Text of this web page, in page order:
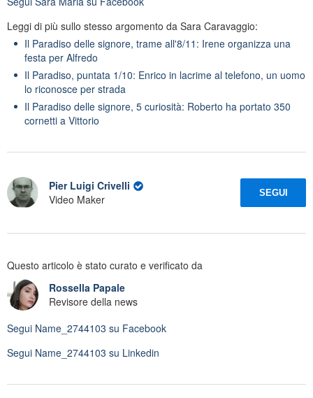
Leggi di più sullo stesso argomento da Sara Caravaggio:
Il Paradiso delle signore, trame all'8/11: Irene organizza una
festa per Alfredo
Il Paradiso, puntata 1/10: Enrico in lacrime al telefono, un uomo
lo riconosce per strada
Il Paradiso delle signore, 5 curiosità: Roberto ha portato 350
cornetti a Vittorio
Pier Luigi Crivelli
Video Maker
SEGUI
Questo articolo è stato curato e verificato da
Rossella Papale
Revisore della news
Segui Name_2744103 su Facebook
Segui Name_2744103 su Linkedin